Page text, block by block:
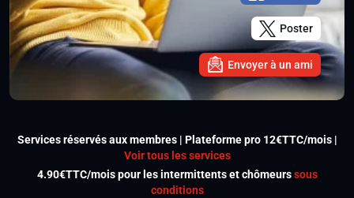
Poster
Envoyer à un ami
Services réservés aux membres | Plateforme pro 12€TTC/mois |
Voir tous les services
4.90€TTC/mois pour les intermittents et chômeurssous
conditions